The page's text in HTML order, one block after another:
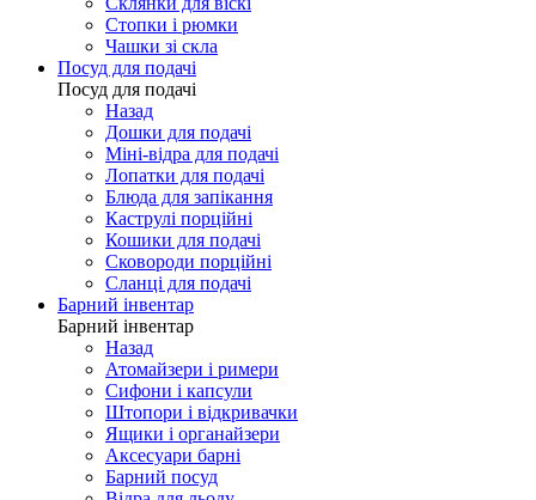
Стопки і рюмки
Чашки зі скла
Посуд для подачі
Посуд для подачі
Назад
Дошки для подачі
Міні-відра для подачі
Лопатки для подачі
Блюда для запікання
Каструлі порційні
Кошики для подачі
Сковороди порційні
Сланці для подачі
Барний інвентар
Барний інвентар
Назад
Атомайзери і римери
Сифони і капсули
Штопори і відкривачки
Ящики і органайзери
Аксесуари барні
Барний посуд